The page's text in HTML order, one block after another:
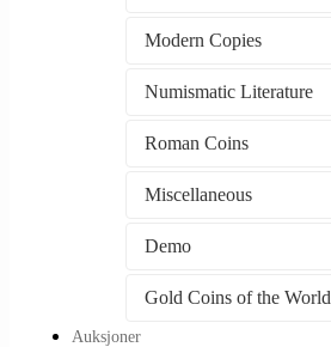
Modern Copies
Numismatic Literature
Roman Coins
Miscellaneous
Demo
Gold Coins of the World
Auksjoner